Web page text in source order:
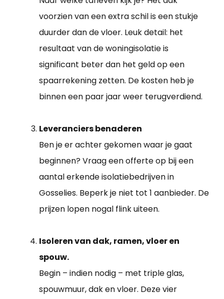
voorzien van een extra schil is een stukje
duurder dan de vloer. Leuk detail: het
resultaat van de woningisolatie is
significant beter dan het geld op een
spaarrekening zetten. De kosten heb je
binnen een paar jaar weer terugverdiend.
Leveranciers benaderen
Ben je er achter gekomen waar je gaat
beginnen? Vraag een offerte op bij een
aantal erkende isolatiebedrijven in
Gosselies. Beperk je niet tot 1 aanbieder. De
prijzen lopen nogal flink uiteen.
Isoleren van dak, ramen, vloer en
spouw.
Begin – indien nodig – met triple glas,
spouwmuur, dak en vloer. Deze vier